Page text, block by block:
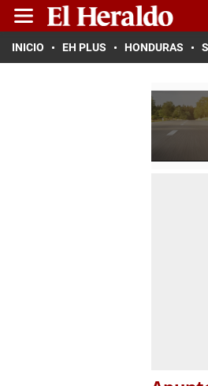
INICIO EH PLUS HONDURAS